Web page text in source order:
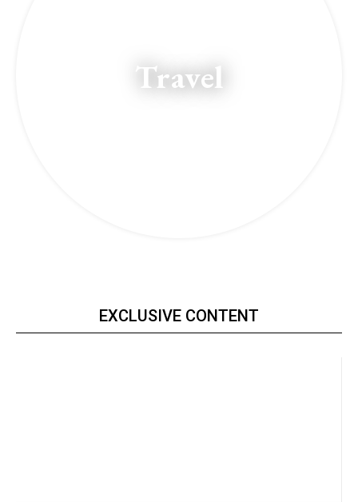
Travel
EXCLUSIVE CONTENT